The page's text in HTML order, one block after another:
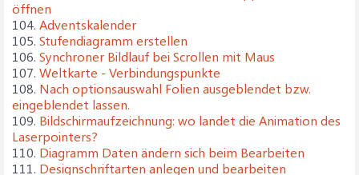
öffnen
104. Adventskalender
105. Stufendiagramm erstellen
106. Synchroner Bildlauf bei Scrollen mit Maus
107. Weltkarte - Verbindungspunkte
108. Nach optionsauswahl Folien ausgeblendet bzw.
eingeblendet lassen.
109. Bildschirmaufzeichnung: wo landet die Animation des
Laserpointers?
110. Diagramm Daten ändern sich beim Bearbeiten
111. Designschriftarten anlegen und bearbeiten